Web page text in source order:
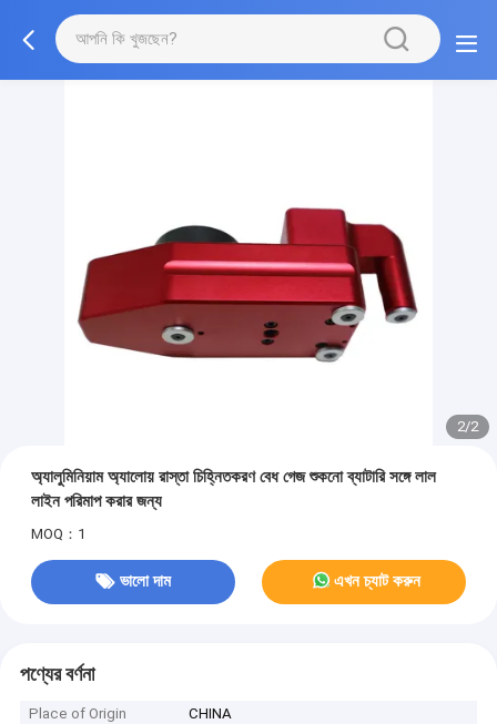
2/2
অ্যালুমিনিয়াম অ্যালোয় রাস্তা চিহ্নিতকরণ বেধ গেজ শুকনো ব্যাটারি সঙ্গে লাল
লাইন পরিমাপ করার জন্য
MOQ：1
ভালো দাম এখন চ্যাট করুন
পণ্যের বর্ণনা
Place of Origin
CHINA